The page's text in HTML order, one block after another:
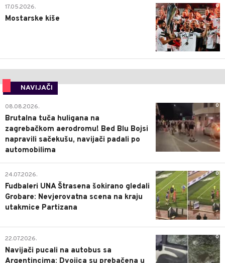
0
17.05.2026.
Mostarske kiše
NAVIJAČI
0
08.08.2026.
Brutalna tuča huligana na
zagrebačkom aerodromu! Bed Blu Bojsi
napravili sačekušu, navijači padali po
automobilima
0
24.07.2026.
Fudbaleri UNA Štrasena šokirano gledali
Grobare: Nevjerovatna scena na kraju
utakmice Partizana
0
22.07.2026.
Navijači pucali na autobus sa